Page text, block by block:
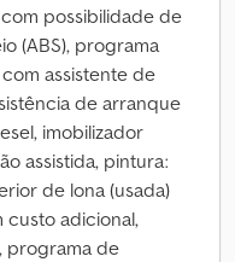
possibilidade de
(ABS), programa
assistente de
de arranque
imobilizador
assistida, pintura:
de lona (usada)
adicional,
programa de